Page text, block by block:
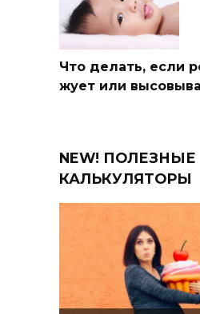
Что делать, если
жует или
NEW! ПОЛЕЗНЫЕ
КАЛЬКУЛЯТОРЫ